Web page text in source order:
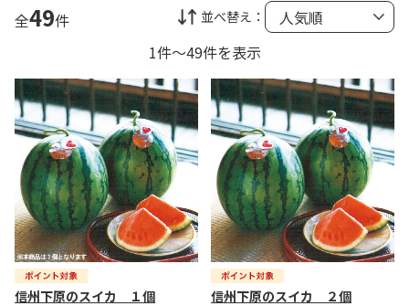
全49件 並べ替え：
1件～49件を表示
信州下原のスイカ １個 信州下原のスイカ ２個